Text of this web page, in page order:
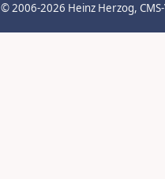
© 2006-2026 Heinz Herzog,